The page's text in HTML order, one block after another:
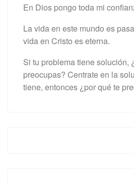
En Dios pongo toda mi
La vida en este mundo es
vida en Cristo es eterna.
Si tu problema tiene solución,
preocupas? Centrate en la
tiene, entonces ¿por qué te